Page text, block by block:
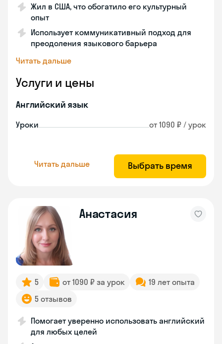
Жил в США, что обогатило его культурный
опыт
Использует коммуникативный подход для
преодоления языкового барьера
Читать дальше
Услуги и цены
Английский язык
Уроки от 1090 ₽ / урок
Читать дальше Выбрать время
Анастасия
5 от 1090 ₽ за урок
19 лет опыта
5 отзывов
Помогает уверенно использовать английский
для любых целей